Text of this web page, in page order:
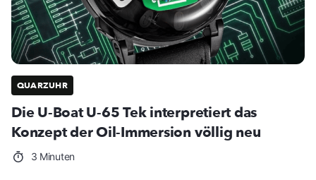
QUARZUHR
Die U-Boat U-65 Tek interpretiert das
Konzept der Oil-Immersion völlig neu
3 Minuten